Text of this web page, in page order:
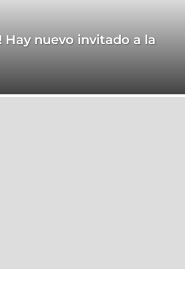
Hay nuevo invitado a la